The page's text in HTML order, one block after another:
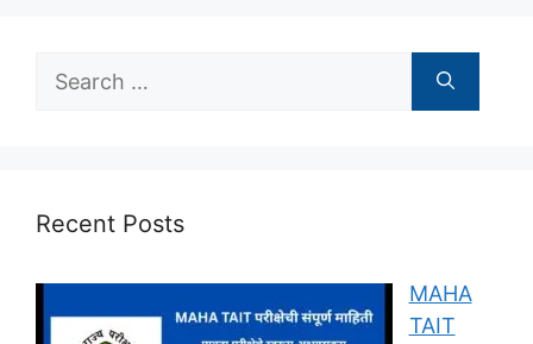
Search
Recent Posts
MAHA
TAIT